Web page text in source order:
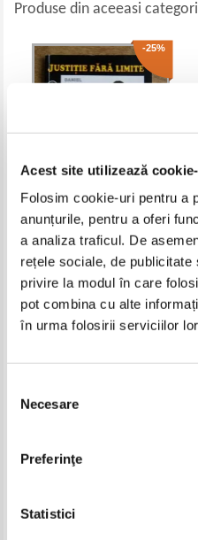
Acest site utilizează
Folosim cookie-uri pentru a
anunțurile, pentru a oferi
a analiza traficul. De
rețele sociale, de
privire la modul în care
pot combina cu alte
în urma folosirii serviciilor
consimțământului
Necesare
Preferinţe
Statistici
Produse din aceeasi
-25%
Daniel Lacoste - Cosmar
10,00Lei 7,50
Adaugă în coș